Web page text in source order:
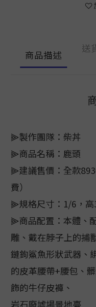
商品描述
送
⫸製作團隊：柴丼
⫸商品名稱：鹿頭
⫸建議售價：全款
費）
⫸規格尺寸：1/6，高
⫸商品配置：本體、
雕、戴在脖子上的捕
鏈鉤鯊魚形狀武器、
的皮革腰帶+腰包、
飾的牛仔皮褲、
岩石廢墟場景地臺